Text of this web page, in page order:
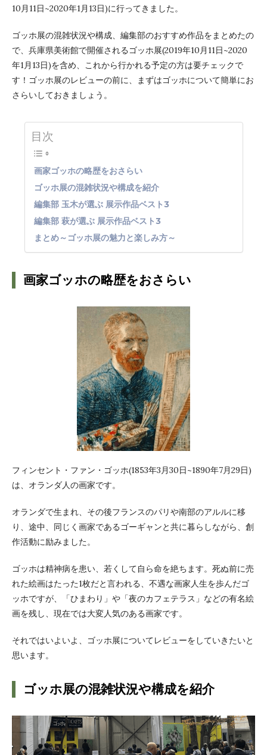
10月11日~2020年1月13日)に行ってきました。
ゴッホ展の混雑状況や構成、編集部のおすすめ作品をまとめたの
で、兵庫県美術館で開催されるゴッホ展(2019年10月11日~2020
年1月13日)を含め、これから行かれる予定の方は要チェックで
す！ゴッホ展のレビューの前に、まずはゴッホについて簡単にお
さらいしておきましょう。
目次
画家ゴッホの略歴をおさらい
ゴッホ展の混雑状況や構成を紹介
編集部 玉木が選ぶ 展示作品ベスト3
編集部 萩が選ぶ 展示作品ベスト3
まとめ～ゴッホ展の魅力と楽しみ方～
画家ゴッホの略歴をおさらい
フィンセント・ファン・ゴッホ(1853年3月30日~1890年7月29日)
は、オランダ人の画家です。
オランダで生まれ、その後フランスのパリや南部のアルルに移
り、途中、同じく画家であるゴーギャンと共に暮らしながら、創
作活動に励みました。
ゴッホは精神病を患い、若くして自ら命を絶ちます。死ぬ前に売
れた絵画はたった1枚だと言われる、不遇な画家人生を歩んだゴ
ッホですが、「ひまわり」や「夜のカフェテラス」などの有名絵
画を残し、現在では大変人気のある画家です。
それではいよいよ、ゴッホ展についてレビューをしていきたいと
思います。
ゴッホ展の混雑状況や構成を紹介